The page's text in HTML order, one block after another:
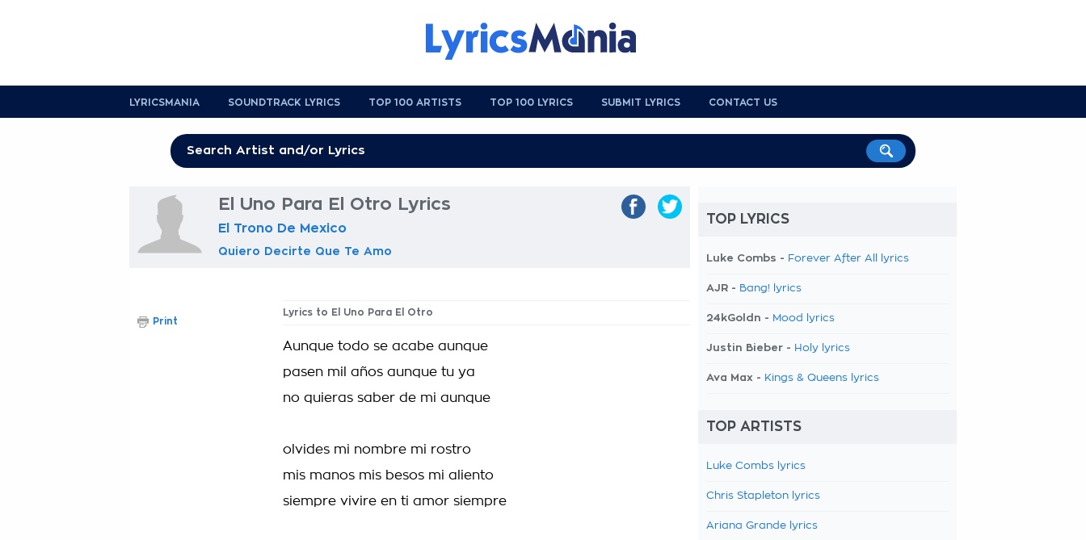
LYRICSMANIA SOUNDTRACK LYRICS TOP 100 ARTISTS TOP 100 LYRICS SUBMIT LYRICS CONTACT US
El Uno Para El Otro Lyrics
El Trono De Mexico
Quiero Decirte Que Te Amo
Lyrics to El Uno Para El Otro
Aunque todo se acabe aunque
pasen mil años aunque tu ya
no quieras saber de mi aunque
olvides mi nombre mi rostro
mis manos mis besos mi aliento
siempre vivire en ti amor siempre
Print
TOP LYRICS
Luke Combs - Forever After All lyrics
AJR - Bang! lyrics
24kGoldn - Mood lyrics
Justin Bieber - Holy lyrics
Ava Max - Kings & Queens lyrics
TOP ARTISTS
Luke Combs lyrics
Chris Stapleton lyrics
Ariana Grande lyrics